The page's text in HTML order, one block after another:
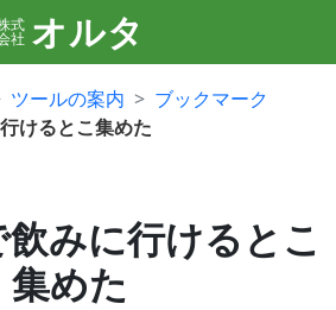
式
社 オルタ
ツールの案内
ブックマーク
けるとこ集めた
みに行けるとこ
集めた